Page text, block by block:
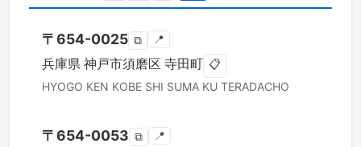
〒654-0025 ⧉ 📍
兵庫県 神戸市須磨区 寺田町 📋
HYOGO KEN KOBE SHI SUMA KU TERADACHO
〒654-0053 ⧉ 📍